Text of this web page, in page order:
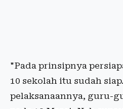
"Pada prinsipnya
10 sekolah itu sudah
pelaksanaannya, guru-